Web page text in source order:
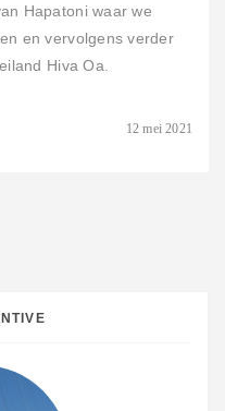
12 mei 2021
Hapatoni waar we
en vervolgens verder
Hiva Oa.